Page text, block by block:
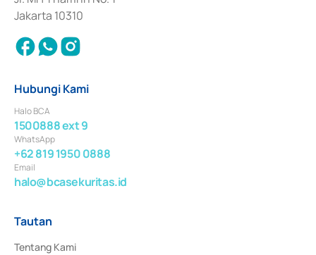
Jakarta 10310
Hubungi Kami
Halo BCA
1500888 ext 9
WhatsApp
+62 819 1950 0888
Email
halo@bcasekuritas.id
Tautan
Tentang Kami